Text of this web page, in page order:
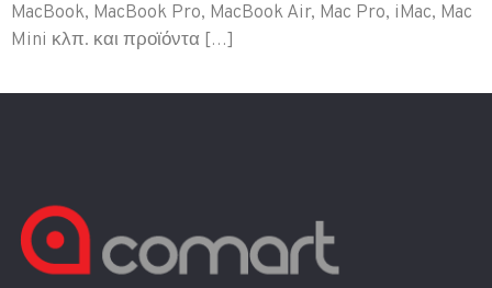
MacBook, MacBook Pro, MacBook Air, Mac Pro, iMac, Mac
Mini κλπ. και προϊόντα […]